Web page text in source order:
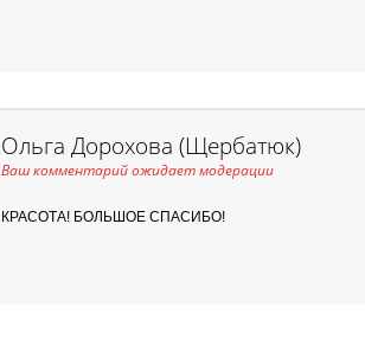
Ольга Дорохова (Щербатюк)
Ваш комментарий ожидает модерации
КРАСОТА! БОЛЬШОЕ СПАСИБО!